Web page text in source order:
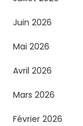
Juin 2026
Mai 2026
Avril 2026
Mars 2026
Février 2026